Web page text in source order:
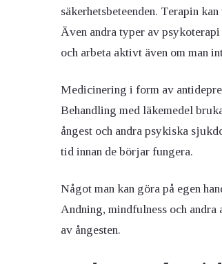
säkerhetsbeteenden. Terapin
Även andra typer av
och arbeta aktivt även om man
Medicinering i form av
Behandling med läkemedel
ångest och andra psykiska
tid innan de börjar fungera.
Något man kan göra på egen
Andning, mindfulness och
av ångesten.